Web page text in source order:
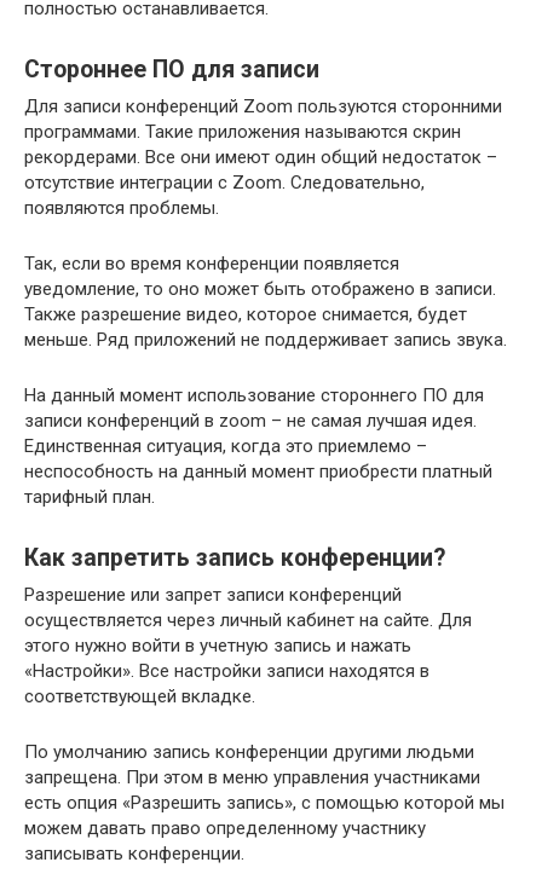
полностью останавливается.
Стороннее ПО для записи
Для записи конференций Zoom пользуются сторонними
программами. Такие приложения называются скрин
рекордерами. Все они имеют один общий недостаток –
отсутствие интеграции с Zoom. Следовательно,
появляются проблемы.
Так, если во время конференции появляется
уведомление, то оно может быть отображено в записи.
Также разрешение видео, которое снимается, будет
меньше. Ряд приложений не поддерживает запись звука.
На данный момент использование стороннего ПО для
записи конференций в zoom – не самая лучшая идея.
Единственная ситуация, когда это приемлемо –
неспособность на данный момент приобрести платный
тарифный план.
Как запретить запись конференции?
Разрешение или запрет записи конференций
осуществляется через личный кабинет на сайте. Для
этого нужно войти в учетную запись и нажать
«Настройки». Все настройки записи находятся в
соответствующей вкладке.
По умолчанию запись конференции другими людьми
запрещена. При этом в меню управления участниками
есть опция «Разрешить запись», с помощью которой мы
можем давать право определенному участнику
записывать конференции.